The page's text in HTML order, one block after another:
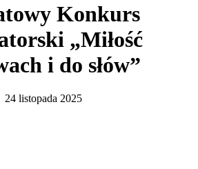
Konkurs
„Miłość
i do słów”
24 listopada 2025